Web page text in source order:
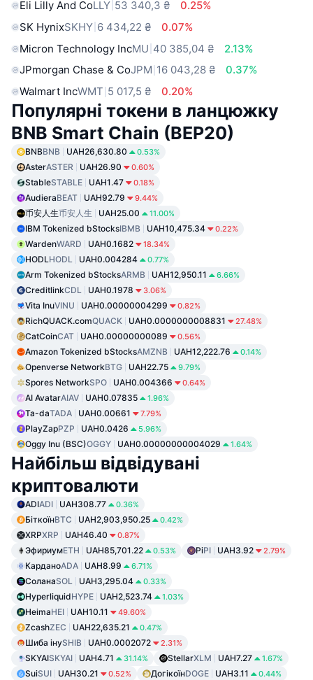
Eli Lilly And CoLLY 53 340,3 ₴
0.25%
SK HynixSKHY 6 434,22 ₴
0.07%
Micron Technology IncMU 40 385,04 ₴
2.13%
JPmorgan Chase & CoJPM 16 043,28 ₴
0.37%
Walmart IncWMT 5 017,5 ₴ 0.20%
Популярні токени в ланцюжку
BNB Smart Chain (BEP20)
BNBBNB UAH26,630.80 0.53%
AsterASTER UAH26.90 0.60%
StableSTABLE UAH1.47 0.18%
AudieraBEAT UAH92.79 9.44%
币安人生币安人生 UAH25.00 11.00%
IBM Tokenized bStocksIBMB UAH10,475.34 0.22%
WardenWARD UAH0.1682 18.34%
HODLHODL UAH0.004284 0.77%
Arm Tokenized bStocksARMB UAH12,950.11 6.66%
CreditlinkCDL UAH0.1978 3.06%
Vita InuVINU UAH0.00000004299 0.82%
RichQUACK.comQUACK UAH0.0000000008831 27.48%
CatCoinCAT UAH0.00000000089 0.56%
Amazon Tokenized bStocksAMZNB UAH12,222.76 0.14%
Openverse NetworkBTG UAH22.75 9.79%
Spores NetworkSPO UAH0.004366 0.64%
AI AvatarAIAV UAH0.07835 1.96%
Ta-daTADA UAH0.00661 7.79%
PlayZapPZP UAH0.0426 5.96%
Oggy Inu (BSC)OGGY UAH0.00000000004029 1.64%
Найбільш відвідувані
криптовалюти
ADIADI UAH308.77 0.36%
БіткоїнBTC UAH2,903,950.25 0.42%
XRPXRP UAH46.40 0.87%
ЭфириумETH UAH85,701.22 0.53% PiPI UAH3.92 2.79%
КарданоADA UAH8.99 6.71%
СоланаSOL UAH3,295.04 0.33%
HyperliquidHYPE UAH2,523.74 1.03%
HeimaHEI UAH10.11 49.60%
ZcashZEC UAH22,635.21 0.47%
Шиба інуSHIB UAH0.0002072 2.31%
SKYAISKYAI UAH4.71 31.14% StellarXLM UAH7.27 1.67%
SuiSUI UAH30.21 0.52% ДогікоїнDOGE UAH3.11 0.44%